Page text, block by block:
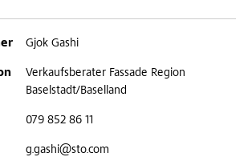
Gjok Gashi
Verkaufsberater Fassade Region
Baselstadt/Baselland
079 852 86 11
g.gashi@sto.com